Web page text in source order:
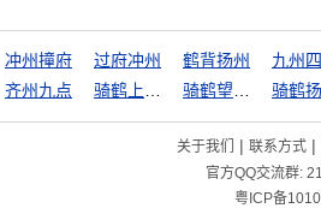
冲州撞府 过府冲州 鹤背扬州
九州
齐州九点 骑鹤
关于我们 | 联系方式|
官方QQ交流群:
粤ICP备